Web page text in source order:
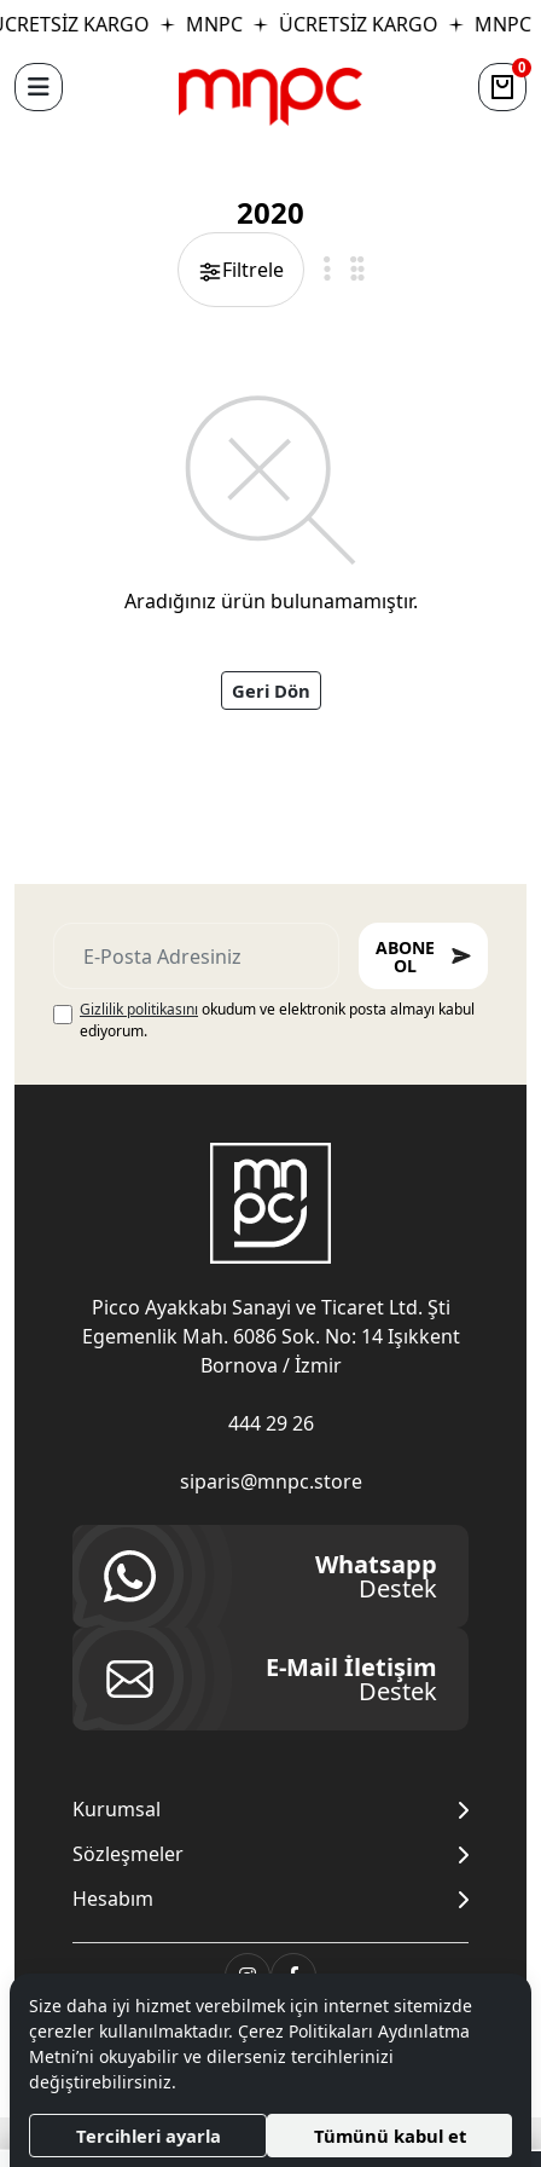
KARGO MNPC ÜCRETSİZ KARGO MNPC
0
2020
Filtrele
Aradığınız ürün bulunamamıştır.
Geri Dön
ABONE
OL
Gizlilik politikasını okudum ve elektronik posta almayı kabul
ediyorum.
Picco Ayakkabı Sanayi ve Ticaret Ltd. Şti
Egemenlik Mah. 6086 Sok. No: 14 Işıkkent
Bornova / İzmir
444 29 26
siparis@mnpc.store
Whatsapp
Destek
E-Mail İletişim
Destek
Kurumsal
Sözleşmeler
Hesabım
© 2020Mnpc. Tüm hakları saklıdır.
Hipotenüs Yeni Nesil E-Ticaret Sistemleri ile Hazırlanmıştır.
Size daha iyi hizmet verebilmek için internet sitemizde
çerezler kullanılmaktadır. Çerez Politikaları Aydınlatma
Metni’ni okuyabilir ve dilerseniz tercihlerinizi
değiştirebilirsiniz.
Tercihleri ayarla Tümünü kabul et